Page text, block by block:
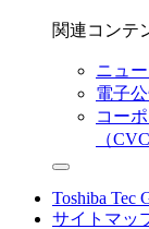
関連コンテ
ニュ
電子
コー
（CVC
Toshiba Tec
サイトマッ